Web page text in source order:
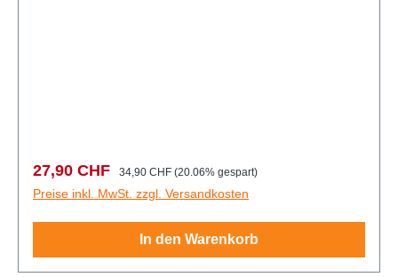
Verkaufspreis:
27,90 CHF Regulärer Preis:
34,90 CHF (20.06% gespart)
Preise inkl. MwSt. zzgl. Versandkosten
In den Warenkorb